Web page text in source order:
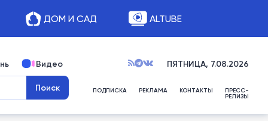
ДОМ И САД ALTUBE
Видео ПЯТНИЦА, 7.08.2026
ПОДПИСКА РЕКЛАМА КОНТАКТЫ ПРЕСС-
РЕЛИЗЫ